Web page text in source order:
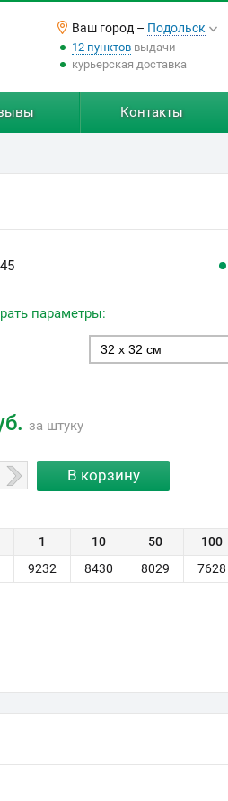
Ваш город – Подольск
12 пунктоввыдачи
курьерская доставка
Контакты
параметры:
за штуку
1 10 50 100
9232 8430 8029 7628